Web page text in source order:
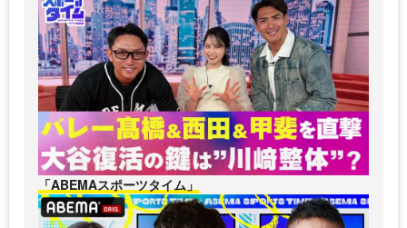
「ABEMAスポーツタイム」